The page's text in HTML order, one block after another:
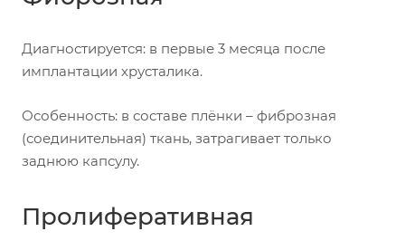
Диагностируется: в первые 3 месяца после
имплантации хрусталика.
Особенность: в составе плёнки – фиброзная
(соединительная) ткань, затрагивает только
заднюю капсулу.
Пролиферативная